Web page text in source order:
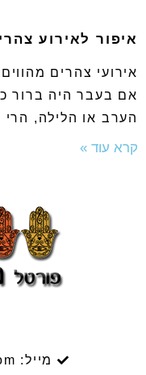
איפור לאירוע
אירועי צהרים
אם בעבר היה ברור
הערב או הלילה, הרי
קרא עוד »
מייל: heanasite@gmail.com